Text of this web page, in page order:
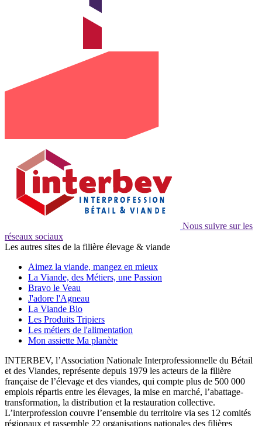
Nous suivre sur les
réseaux sociaux
Les autres sites de la filière élevage & viande
Aimez la viande, mangez en mieux
La Viande, des Métiers, une Passion
Bravo le Veau
J'adore l'Agneau
La Viande Bio
Les Produits Tripiers
Les métiers de l'alimentation
Mon assiette Ma planète
INTERBEV, l’Association Nationale Interprofessionnelle du Bétail
et des Viandes, représente depuis 1979 les acteurs de la filière
française de l’élevage et des viandes, qui compte plus de 500 000
emplois répartis entre les élevages, la mise en marché, l’abattage-
transformation, la distribution et la restauration collective.
L’interprofession couvre l’ensemble du territoire via ses 12 comités
régionaux et rassemble 22 organisations nationales des filières